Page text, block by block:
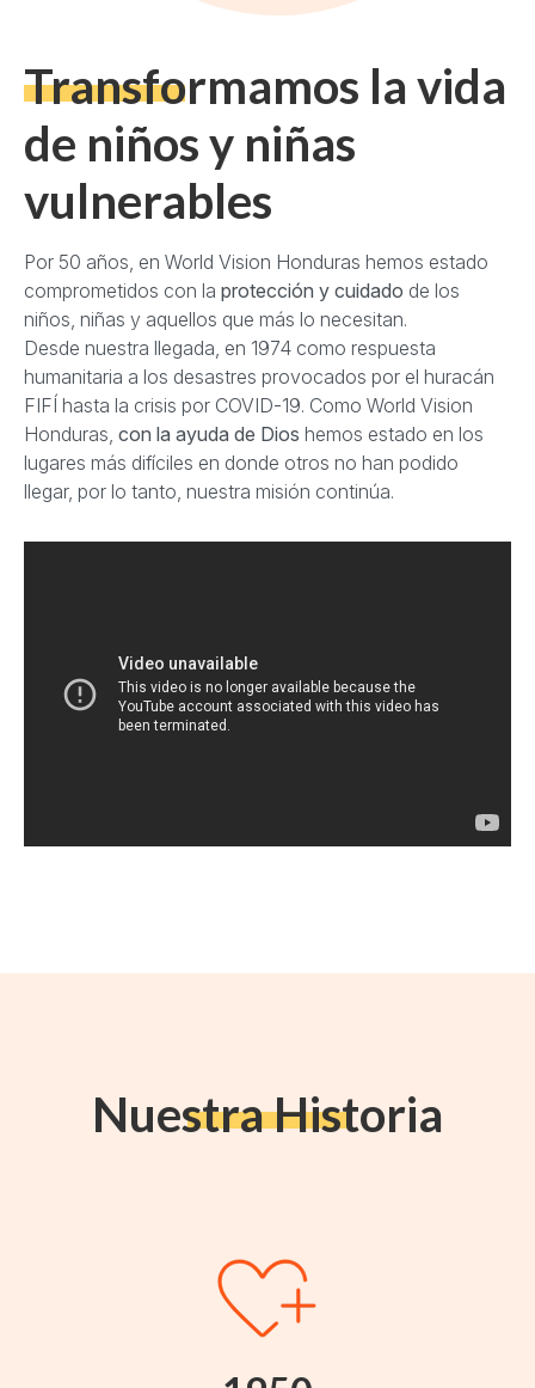
Transformamos la vida
de niños y niñas
vulnerables
Por 50 años, en World Vision Honduras hemos estado
comprometidos con la protección y cuidado de los
niños, niñas y aquellos que más lo necesitan.
Desde nuestra llegada, en 1974 como respuesta
humanitaria a los desastres provocados por el huracán
FIFÍ hasta la crisis por COVID-19. Como World Vision
Honduras, con la ayuda de Dios hemos estado en los
lugares más difíciles en donde otros no han podido
llegar, por lo tanto, nuestra misión continúa.
Nuestra Historia